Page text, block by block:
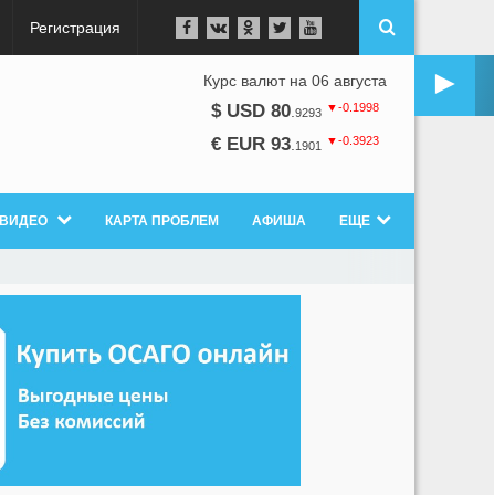
Регистрация
►
Курс валют на 06 августа
$ USD 80 9293 ▼-0.1998
€ EUR 93 1901 ▼-0.3923
ВИДЕО КАРТА ПРОБЛЕМ АФИША ЕЩЕ